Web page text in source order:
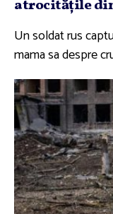
atrocităţile
Un soldat rus
mama sa despre